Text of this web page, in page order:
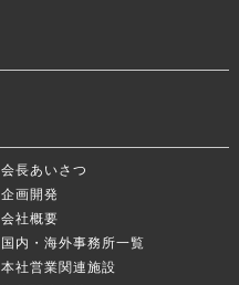
会長あいさつ
企画開発
会社概要
国内・海外事務所一覧
本社営業関連施設